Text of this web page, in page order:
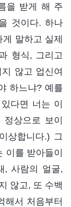
을 받게 해 주
것이다. 하나
말하고 실제
형식, 그리고
않고 업신여
하느냐? 예를
다면 너는 이
상으로 보이
상합니다.) 그
이를 받아들이
, 사람의 얼굴,
않고, 또 수백
해서 처음부터